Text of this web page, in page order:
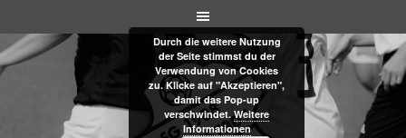
to
content
Durch die weitere Nutzung
der Seite stimmst du der
Verwendung von Cookies
zu. Klicke auf "Akzeptieren",
damit das Pop-up
verschwindet.Weitere
Informationen